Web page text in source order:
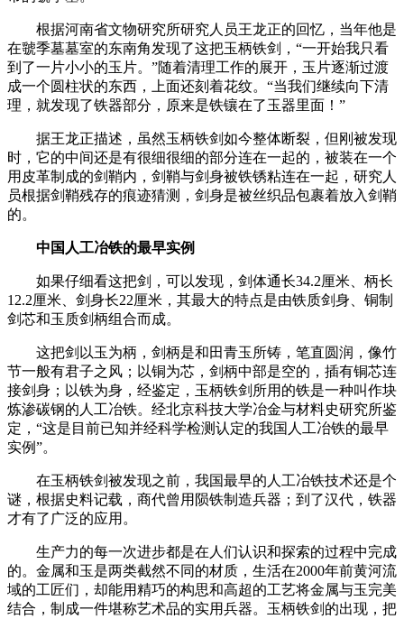
根据河南省文物研究所研究人员王龙正的回忆，当年他是
在虢季墓墓室的东南角发现了这把玉柄铁剑，“一开始我只看
到了一片小小的玉片。”随着清理工作的展开，玉片逐渐过渡
成一个圆柱状的东西，上面还刻着花纹。“当我们继续向下清
理，就发现了铁器部分，原来是铁镶在了玉器里面！”
据王龙正描述，虽然玉柄铁剑如今整体断裂，但刚被发现
时，它的中间还是有很细很细的部分连在一起的，被装在一个
用皮革制成的剑鞘内，剑鞘与剑身被铁锈粘连在一起，研究人
员根据剑鞘残存的痕迹猜测，剑身是被丝织品包裹着放入剑鞘
的。
中国人工冶铁的最早实例
如果仔细看这把剑，可以发现，剑体通长34.2厘米、柄长
12.2厘米、剑身长22厘米，其最大的特点是由铁质剑身、铜制
剑芯和玉质剑柄组合而成。
这把剑以玉为柄，剑柄是和田青玉所铸，笔直圆润，像竹
节一般有君子之风；以铜为芯，剑柄中部是空的，插有铜芯连
接剑身；以铁为身，经鉴定，玉柄铁剑所用的铁是一种叫作块
炼渗碳钢的人工冶铁。经北京科技大学冶金与材料史研究所鉴
定，“这是目前已知并经科学检测认定的我国人工冶铁的最早
实例”。
在玉柄铁剑被发现之前，我国最早的人工冶铁技术还是个
谜，根据史料记载，商代曾用陨铁制造兵器；到了汉代，铁器
才有了广泛的应用。
生产力的每一次进步都是在人们认识和探索的过程中完成
的。金属和玉是两类截然不同的材质，生活在2000年前黄河流
域的工匠们，却能用精巧的构思和高超的工艺将金属与玉完美
结合，制成一件堪称艺术品的实用兵器。玉柄铁剑的出现，把